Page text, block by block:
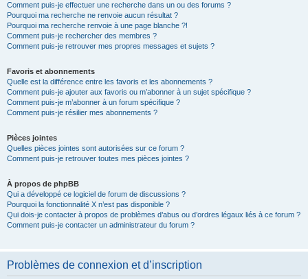
Comment puis-je effectuer une recherche dans un ou des forums ?
Pourquoi ma recherche ne renvoie aucun résultat ?
Pourquoi ma recherche renvoie à une page blanche ?!
Comment puis-je rechercher des membres ?
Comment puis-je retrouver mes propres messages et sujets ?
Favoris et abonnements
Quelle est la différence entre les favoris et les abonnements ?
Comment puis-je ajouter aux favoris ou m’abonner à un sujet spécifique ?
Comment puis-je m’abonner à un forum spécifique ?
Comment puis-je résilier mes abonnements ?
Pièces jointes
Quelles pièces jointes sont autorisées sur ce forum ?
Comment puis-je retrouver toutes mes pièces jointes ?
À propos de phpBB
Qui a développé ce logiciel de forum de discussions ?
Pourquoi la fonctionnalité X n’est pas disponible ?
Qui dois-je contacter à propos de problèmes d’abus ou d’ordres légaux liés à ce forum ?
Comment puis-je contacter un administrateur du forum ?
Problèmes de connexion et d’inscription